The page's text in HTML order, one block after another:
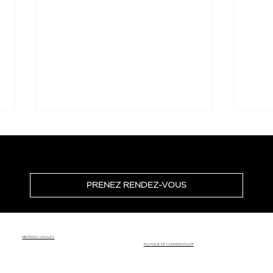
travail : comprendre la perte
PRENEZ RENDEZ-VOUS
MENTIONS LEGALES
POLITIQUE DE CONFIDENTIALITE